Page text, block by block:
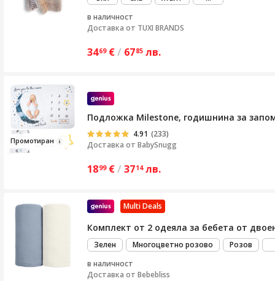
в наличност
Доставка от TUXI BRANDS
3469 €/ 6785 лв.
Промотиран
Подложка Milestone, годишнина за
4.91 (233)
Доставка от BabySnugg
1899 €/ 3714 лв.
Multi Deals
Комплект от 2 одеяла за бебета от
Зелен Многоцветно розово Розов
в наличност
Доставка от Bebebliss